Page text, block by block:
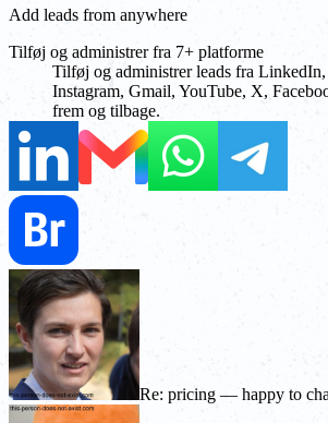
Add leads from anywhere
Tilføj og administrer fra 7+ platforme
Tilføj og administrer leads fra LinkedIn,
Instagram, Gmail, YouTube, X,
frem og tilbage.
Re: pricing — happy to